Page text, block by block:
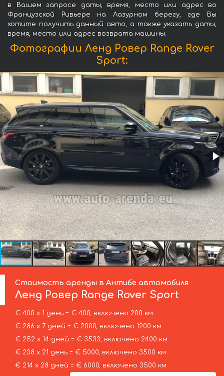
в Вашем запросе даты, время, место или адрес во
Французской Ривьере на Лазурном берегу, где Вы
хотите получить данный авто, а также указать даты,
время, место или адрес возврата машины.
Фотографии Ленд Ровер Range Rover
Sport:
Стоимость аренды в Антибе автомобиля
Ленд Ровер Range Rover Sport
€ 400 х 1 день = € 400, включено 200 км
€ 286 х 7 дней = € 2000, включено 1200 км
€ 252 х 14 дней = € 3533, включено 2400 км
€ 238 х 21 день = € 5000, включено 3500 км
€ 214 х 28 дней = € 6000, включено 3500 км